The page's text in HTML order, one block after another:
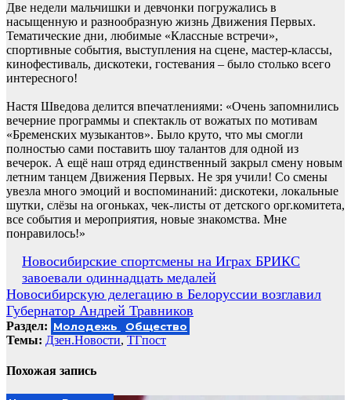
Две недели мальчишки и девчонки погружались в
насыщенную и разнообразную жизнь Движения Первых.
Тематические дни, любимые «Классные встречи»,
спортивные события, выступления на сцене, мастер-классы,
кинофестиваль, дискотеки, гостевания – было столько всего
интересного!
Настя Шведова делится впечатлениями: «Очень запомнились
вечерние программы и спектакль от вожатых по мотивам
«Бременских музыкантов». Было круто, что мы смогли
полностью сами поставить шоу талантов для одной из
вечерок. А ещё наш отряд единственный закрыл смену новым
летним танцем Движения Первых. Не зря учили! Со смены
увезла много эмоций и воспоминаний: дискотеки, локальные
шутки, слёзы на огоньках, чек-листы от детского орг.комитета,
все события и мероприятия, новые знакомства. Мне
понравилось!»
Навигация
по
записям
Новосибирские спортсмены на Играх БРИКС
завоевали одиннадцать медалей
Новосибирскую делегацию в Белоруссии возглавил
Губернатор Андрей Травников
Раздел: Молодежь Общество
Темы: Дзен.Новости, ТГпост
Похожая запись